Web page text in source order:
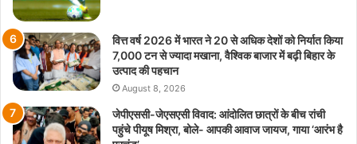
वित्त वर्ष 2026 में भारत ने 20 से अधिक देशों को निर्यात किया
7,000 टन से ज्यादा मखाना, वैश्विक बाजार में बढ़ी बिहार के
उत्पाद की पहचान
August 8, 2026
जेपीएससी-जेएसएसी विवाद: आंदोलित छात्रों के बीच रांची
पहुंचे पीयूष मिश्रा, बोले- आपकी आवाज जायज, गाया ‘आरंभ है